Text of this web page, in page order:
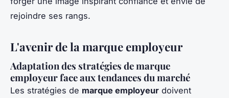
rejoindre ses rangs.
L'avenir de la marque employeur
Adaptation des stratégies de marque
employeur face aux tendances du marché
Les stratégies de marque employeur doivent